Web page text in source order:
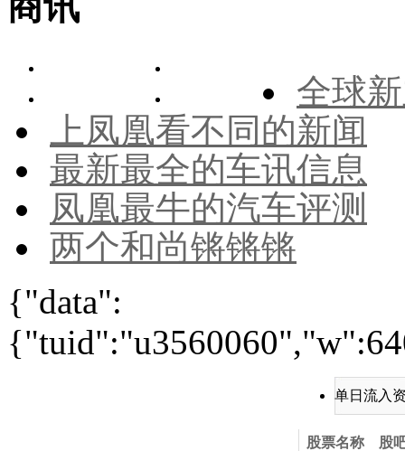
全球
上凤凰看不同的新闻
最新最全的车讯信息
凤凰最牛的汽车评测
两个和尚锵锵锵
{"data":
单日流入
股票名称 股